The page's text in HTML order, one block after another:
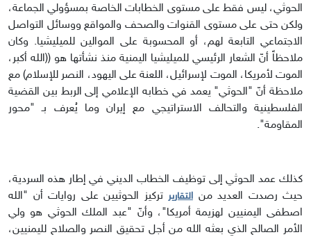
الحوثي، ليس فقط على مستوى الخطابات الخاصة بمسؤولي الجماعة،
ولكن حتى على مستوى القنوات والصحف والمواقع ووسائل التواصل
الاجتماعي التابعة لهم، أو المحسوبة على الموالين للميليشيا. وكان
ملاحظاً أنّ الشعار الرئيسي للميليشيا اليمنية منذ نشأتها هو ((الله أكبر،
الموت لأمريكا، الموت لإسرائيل، اللعنة على اليهود، النصر للإسلام) مع
ملاحظة أنّ "الحوثي" يعمد في خطابه الإعلامي إلى الربط بين القضية
الفلسطينية والتحالف الاستراتيجي مع إيران وما يُعرف بـ "محور
المقاومة".
كذلك عمد الحوثي إلى توظيف الخطاب الديني في إطار هذه السردية،
حيث رصدت العديد من التقارير تركيز الحوثيين على روايات أن "الله
اصطفى اليمنيين لهزيمة أمريكا"، وأنّ "عبد الملك الحوثي هو ولي
الأمر الصالح الذي بعثه الله من أجل تحقيق النصر والصلاح لليمنيين،